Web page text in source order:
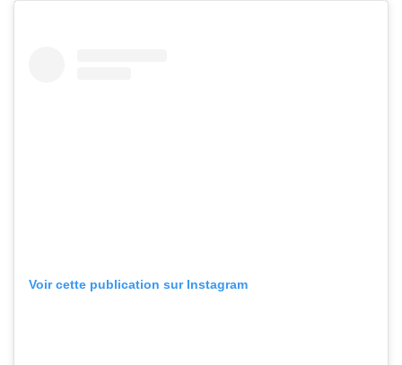
Voir cette publication sur Instagram